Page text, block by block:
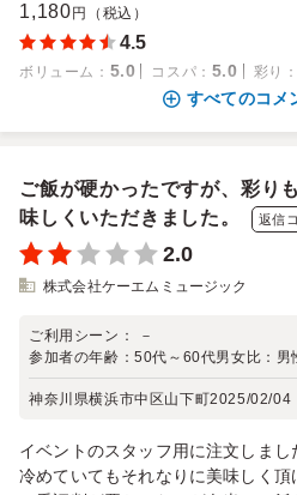
1,180 円（税込）
4.5
ボリューム ： 5.0 コスパ ： 5.0 彩り
すべてのコメ
ご飯が硬かったですが、彩り
味しくいただきました。
返信
2.0
株式会社ケーエムミュージック
ご利用シーン：
－
参加者の年齢：50代～60代男女比： 男
神奈川県横浜市中区山下町2025/02/04
イベントのスタッフ用に注文しまし
冷めていてもそれなりに美味しく頂